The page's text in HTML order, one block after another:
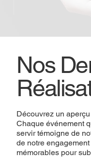
Nos
Découvrez un
Chaque événement
servir témoigne de
de notre
mémorables pour